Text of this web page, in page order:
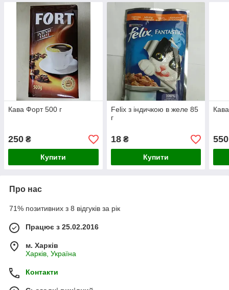
Кава Форт 500 г
250 ₴
Купити
Felix з індичкою в желе 85
г
18₴
Купити
550
Про нас
71% позитивних з 8 відгуків за рік
Працює з 25.02.2016
м. Харків
Харків, Україна
Контакти